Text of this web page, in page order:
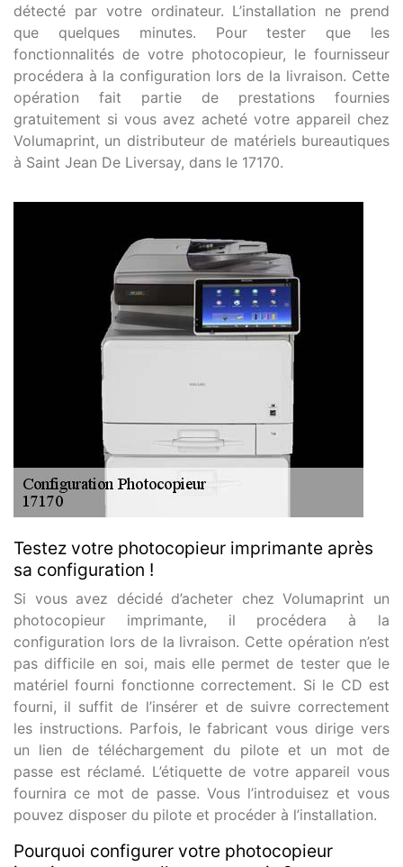
détecté par votre ordinateur. L’installation ne prend
que quelques minutes. Pour tester que les
fonctionnalités de votre photocopieur, le fournisseur
procédera à la configuration lors de la livraison. Cette
opération fait partie de prestations fournies
gratuitement si vous avez acheté votre appareil chez
Volumaprint, un distributeur de matériels bureautiques
à Saint Jean De Liversay, dans le 17170.
Testez votre photocopieur imprimante après
sa configuration !
Si vous avez décidé d’acheter chez Volumaprint un
photocopieur imprimante, il procédera à la
configuration lors de la livraison. Cette opération n’est
pas difficile en soi, mais elle permet de tester que le
matériel fourni fonctionne correctement. Si le CD est
fourni, il suffit de l’insérer et de suivre correctement
les instructions. Parfois, le fabricant vous dirige vers
un lien de téléchargement du pilote et un mot de
passe est réclamé. L’étiquette de votre appareil vous
fournira ce mot de passe. Vous l’introduisez et vous
pouvez disposer du pilote et procéder à l’installation.
Pourquoi configurer votre photocopieur